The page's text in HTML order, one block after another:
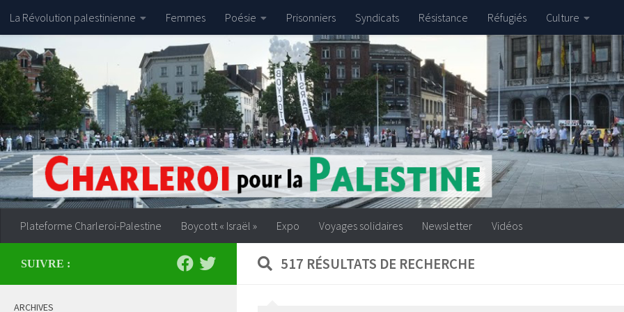
Skip to content
La Révolution palestinienne Femmes Poésie Prisonniers Syndicats Résistance Réfugiés Culture
Plateforme Charleroi-Palestine Boycott « Israël » Expo Voyages solidaires Newsletter Vidéos
517 RÉSULTATS DE RECHERCHE
SUIVRE :
ARCHIVES